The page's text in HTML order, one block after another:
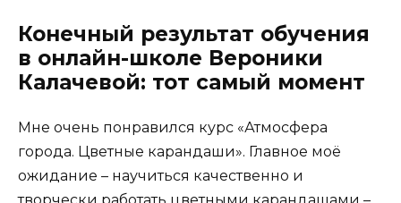
Конечный результат обучения
в онлайн-школе Вероники
Калачевой: тот самый момент
Мне очень понравился курс «Атмосфера
города. Цветные карандаши». Главное моё
ожидание – научиться качественно и